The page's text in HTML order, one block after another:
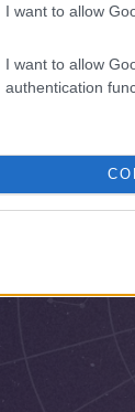
I want to allow
I want to allow
authentication